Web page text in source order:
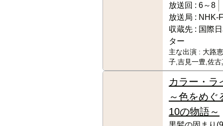
放送回 : 6～8
放送局 : NHK-
収蔵先 : 国際
ター
主な出演 : 大路
子,吉見一豊,佐古
カラー・ラ
～色をめぐ
10の物語～